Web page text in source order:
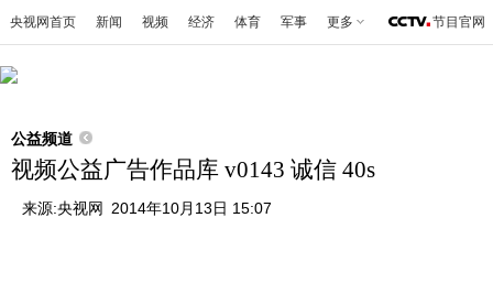
央视网首页 新闻 视频 经济 体育 军事 更多 节目官网
公益频道
视频公益广告作品库 v0143 诚信 40s
来源:央视网 2014年10月13日 15:07